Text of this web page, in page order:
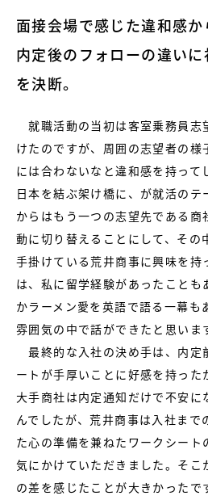
面接会場で感じた違和感か
内定後のフォローの違い
を決断。
就職活動の当初は客室乗務員志
けたのですが、周囲の志望者の様
には合わないなと違和感を持って
日本を結ぶ架け橋に、が就活のテ
からはもう一つの志望先である商
動に切り替えることにして、その
手掛けている荒井商事に興味を持
は、私に留学経験があったことも
かラーメン愛を英語で語る一幕も
雰囲気の中で話ができたと思いま
最終的な入社の決め手は、内定
ートが手厚いことに好感を持った
大手商社は内定通知だけで不安に
んでしたが、荒井商事は入社まで
た心の準備を兼ねたワークシート
気にかけていただきました。そこ
の差を感じたことが大きかったで